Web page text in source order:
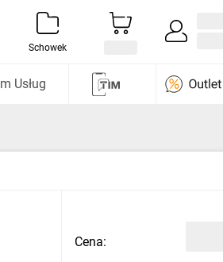
Schowek
Usług
Cena: